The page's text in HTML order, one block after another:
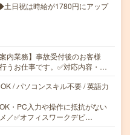
日祝は時給が1780円にアップ
内業務】事故受付後のお客様
うお仕事です。✅対応内容・…
/ パソコンスキル不要 / 英語力
・PC入力や操作に抵抗がない
／✅オフィスワークデビ…